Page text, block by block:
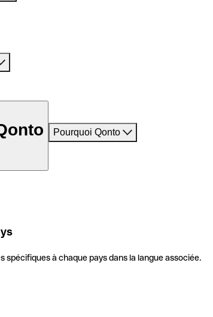
Pourquoi Qonto
spécifiques à chaque pays dans la langue associée.